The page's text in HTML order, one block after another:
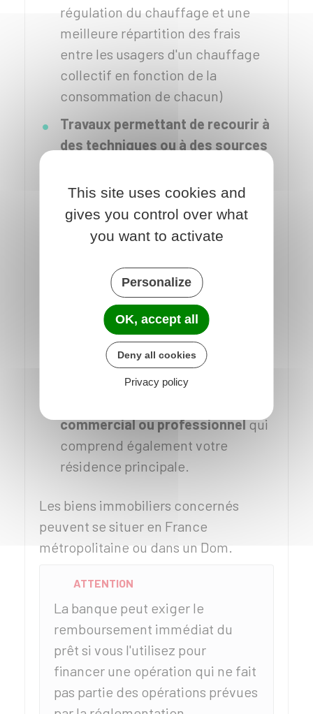
régulation du chauffage et une
meilleure répartition des frais
entre les usagers d'un chauffage
collectif en fonction de la
consommation de chacun)
Travaux permettant de recourir à
des techniques ou à des sources
résidence principale (installations
utilisant l'énergie solaire, y compris
les chauffe-eau solaires, appareils
permettant l'emploi du bois, de
déchets ou de rejets thermiques
d'autres installations, digesteurs et
gazogènes, chauffage
géothermique et raccordement à
un réseau de chaleur, techniques
du type pompe à chaleur...)
commercial ou professionnelqui
comprend également votre
résidence principale.
Les biens immobiliers concernés
peuvent se situer en France
métropolitaine ou dans un Dom.
ATTENTION
La banque peut exiger le
remboursement immédiat du
prêt si vous l'utilisez pour
financer une opération qui ne fait
pas partie des opérations prévues
This site uses cookies and
gives you control over what
you want to activate
Personalize
OK, accept all
Deny all cookies
Privacy policy